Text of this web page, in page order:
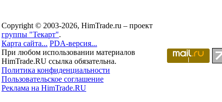
Copyright © 2003-2026, HimTrade.ru – проект
группы "Текарт".
Карта сайта... PDA-версия...
При любом использовании материалов
HimTrade.RU ссылка обязательна.
Политика конфиденциальности
Пользовательское соглашение
Реклама на HimTrade.RU